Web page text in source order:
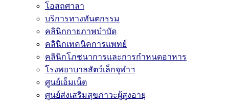
โอสถศาลา
บริการทางทันตกรรม
คลินิกกายภาพบำบัด
คลินิกเทคนิคการแพทย์
คลินิกโภชนาการและการกำหนดอาหาร
โรงพยาบาลสัตว์เล็กจุฬาฯ
ศูนย์เอ็มเน็ต
ศูนย์ส่งเสริมสุขภาวะผู้สูงอายุ